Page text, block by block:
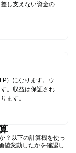
し支えない資金の
）になります。ウ
。収益は保証され
ます。
？以下の計算機を使っ
値変動したかを確認し